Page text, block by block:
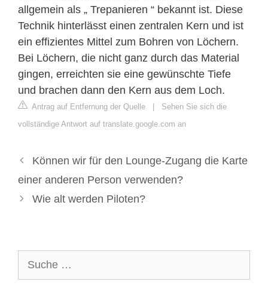
allgemein als „ Trepanieren “ bekannt ist. Diese
Technik hinterlässt einen zentralen Kern und ist
ein effizientes Mittel zum Bohren von Löchern.
Bei Löchern, die nicht ganz durch das Material
gingen, erreichten sie eine gewünschte Tiefe
und brachen dann den Kern aus dem Loch.
Antrag auf Entfernung der Quelle | Sehen Sie sich die
vollständige Antwort auf translate.google.com an
Können wir für den Lounge-Zugang die Karte
einer anderen Person verwenden?
Wie alt werden Piloten?
nach: